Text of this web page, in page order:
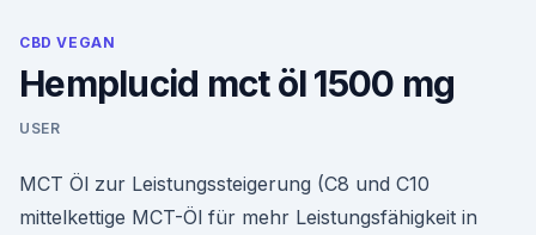
CBD VEGAN
Hemplucid mct öl 1500 mg
USER
MCT Öl zur Leistungssteigerung (C8 und C10
mittelkettige MCT-Öl für mehr Leistungsfähigkeit in